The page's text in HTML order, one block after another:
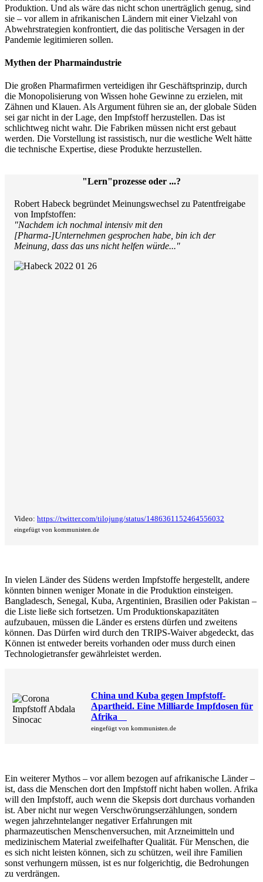
Produktion. Und als wäre das nicht schon unerträglich genug, sind
sie – vor allem in afrikanischen Ländern mit einer Vielzahl von
Abwehrstrategien konfrontiert, die das politische Versagen in der
Pandemie legitimieren sollen.
Mythen der Pharmaindustrie
Die großen Pharmafirmen verteidigen ihr Geschäftsprinzip, durch
die Monopolisierung von Wissen hohe Gewinne zu erzielen, mit
Zähnen und Klauen. Als Argument führen sie an, der globale Süden
sei gar nicht in der Lage, den Impfstoff herzustellen. Das ist
schlichtweg nicht wahr. Die Fabriken müssen nicht erst gebaut
werden. Die Vorstellung ist rassistisch, nur die westliche Welt hätte
die technische Expertise, diese Produkte herzustellen.
"Lern"prozesse oder ...?
Robert Habeck begründet Meinungswechsel zu Patentfreigabe
von Impfstoffen:
"Nachdem ich nochmal intensiv mit den
[Pharma-]Unternehmen gesprochen habe, bin ich der
Meinung, dass das uns nicht helfen würde..."
Video: https://twitter.com/tilojung/status/1486361152464556032
eingefügt von kommunisten.de
In vielen Länder des Südens werden Impfstoffe hergestellt, andere
könnten binnen weniger Monate in die Produktion einsteigen.
Bangladesch, Senegal, Kuba, Argentinien, Brasilien oder Pakistan –
die Liste ließe sich fortsetzen. Um Produktionskapazitäten
aufzubauen, müssen die Länder es erstens dürfen und zweitens
können. Das Dürfen wird durch den TRIPS-Waiver abgedeckt, das
Können ist entweder bereits vorhanden oder muss durch einen
Technologietransfer gewährleistet werden.
China und Kuba gegen Impfstoff-
Apartheid. Eine Milliarde Impfdosen für
Afrika
eingefügt von kommunisten.de
Ein weiterer Mythos – vor allem bezogen auf afrikanische Länder –
ist, dass die Menschen dort den Impfstoff nicht haben wollen. Afrika
will den Impfstoff, auch wenn die Skepsis dort durchaus vorhanden
ist. Aber nicht nur wegen Verschwörungserzählungen, sondern
wegen jahrzehntelanger negativer Erfahrungen mit
pharmazeutischen Menschenversuchen, mit Arzneimitteln und
medizinischem Material zweifelhafter Qualität. Für Menschen, die
es sich nicht leisten können, sich zu schützen, weil ihre Familien
sonst verhungern müssen, ist es nur folgerichtig, die Bedrohungen
zu verdrängen.